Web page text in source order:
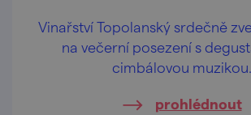
Vinařství Topolanský srdečně
na večerní posezení s
cimbálovou muzikou.
prohlédnout